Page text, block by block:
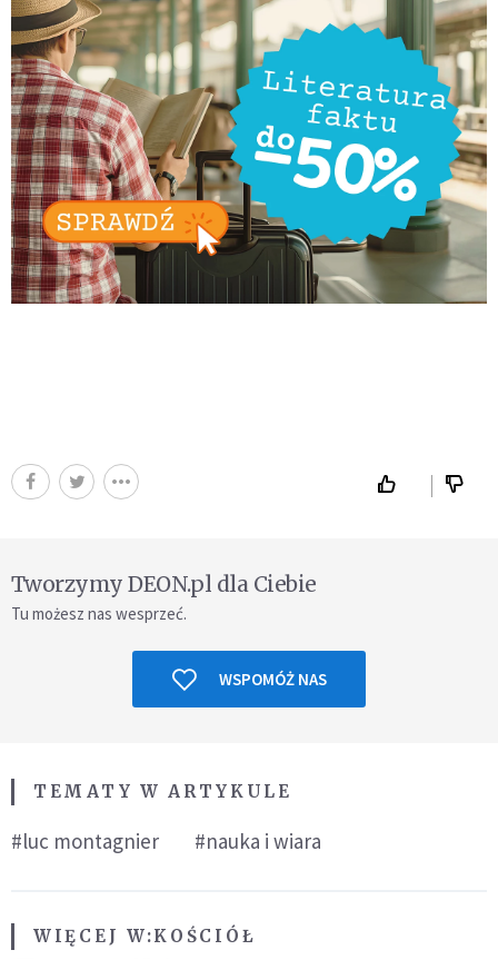
Tworzymy DEON.pl dla Ciebie
Tu możesz nas wesprzeć.
WSPOMÓŻ NAS
TEMATY W ARTYKULE
#luc montagnier #nauka i wiara
WIĘCEJ W:KOŚCIÓŁ